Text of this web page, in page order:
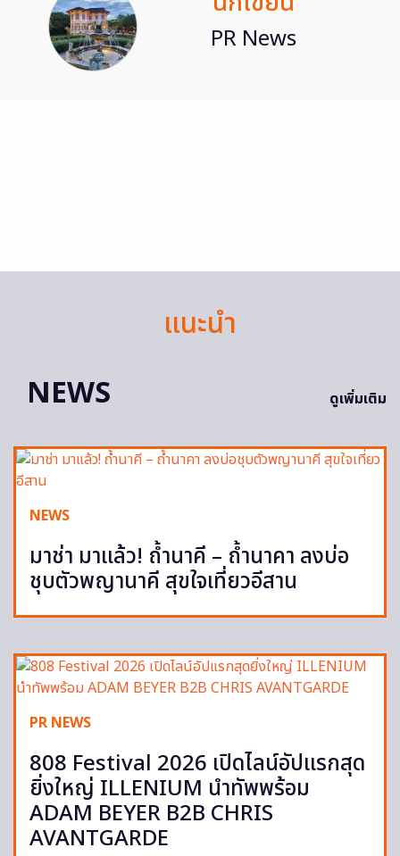
PR News
แนะนำ
NEWS
ดูเพิ่มเติม
NEWS
มาช่า มาแล้ว! ถ้ำนาคี – ถ้ำนาคา ลงบ่อ
ชุบตัวพญานาคี สุขใจเที่ยวอีสาน
PR NEWS
808 Festival 2026 เปิดไลน์อัปแรกสุด
ยิ่งใหญ่ ILLENIUM นำทัพพร้อม
ADAM BEYER B2B CHRIS
AVANTGARDE